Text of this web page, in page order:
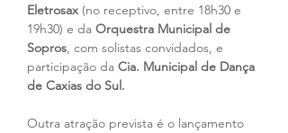
Eletrosax (no receptivo, entre 18h30 e
19h30) e da Orquestra Municipal de
Sopros, com solistas convidados, e
participação da Cia. Municipal de Dança
de Caxias do Sul.
Outra atração prevista é o lançamento